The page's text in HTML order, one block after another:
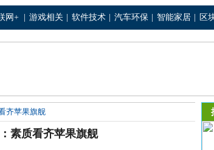
网+ 游戏相关 软件技术 汽车环保 智能家居 区
齐苹果旗舰
素质看齐苹果旗舰